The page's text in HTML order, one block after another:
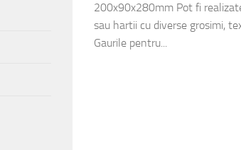
200x90x280mm Pot fi
sau hartii cu diverse grosimi,
Gaurile pentru...